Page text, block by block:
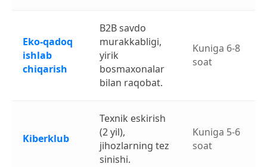
Eko-qadoq
ishlab
chiqarish
B2B savdo
murakkabligi,
yirik
bosmaxonalar
bilan raqobat.
Kuniga 6-8
soat
Kiberklub
Texnik eskirish
(2 yil),
jihozlarning tez
sinishi.
Kuniga 5-6
soat